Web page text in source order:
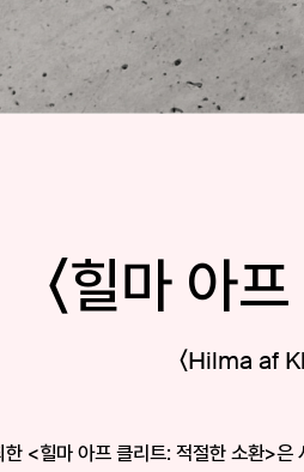
〈힐마 아
〈Hilma af
<⁠힐⁠마 아⁠프 클⁠리⁠트⁠: 적⁠절⁠한 소⁠환⁠>⁠은